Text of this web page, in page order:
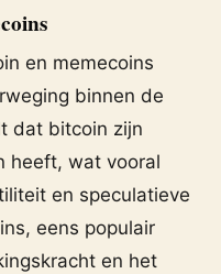
en memecoins
binnen de
dat bitcoin zijn
heeft, wat vooral
en speculatieve
eens populair
en het